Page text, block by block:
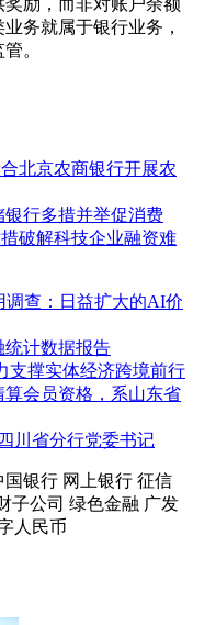
务就属于银行业务，
。
北京农商银行开展农
行多措并举促消费
破解科技企业融资难
调查：日益扩大的AI价
统计数据报告
支撑实体经济跨境前行
会员资格，系山东省
川省分行党委书记
国银行 网上银行 征信
子公司 绿色金融 广发
人民币